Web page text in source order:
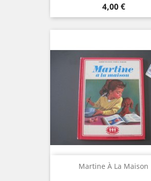
Prix
4,00 €
Martine À La Maison